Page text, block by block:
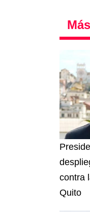
contra
Quito